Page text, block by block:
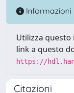
Informazioni
Utilizza
link a questo
https://
Citazioni